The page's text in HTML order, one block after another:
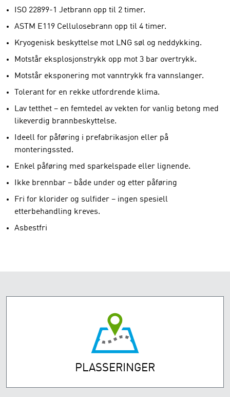
ISO 22899-1 Jetbrann opp til 2 timer.
ASTM E119 Cellulosebrann opp til 4 timer.
Kryogenisk beskyttelse mot LNG søl og neddykking.
Motstår eksplosjonstrykk opp mot 3 bar overtrykk.
Motstår eksponering mot vanntrykk fra vannslanger.
Tolerant for en rekke utfordrende klima.
Lav tetthet – en femtedel av vekten for vanlig betong med
likeverdig brannbeskyttelse.
Ideell for påføring i prefabrikasjon eller på
monteringssted.
Enkel påføring med sparkelspade eller lignende.
Ikke brennbar – både under og etter påføring
Fri for klorider og sulfider – ingen spesiell
etterbehandling kreves.
Asbestfri
PLASSERINGER